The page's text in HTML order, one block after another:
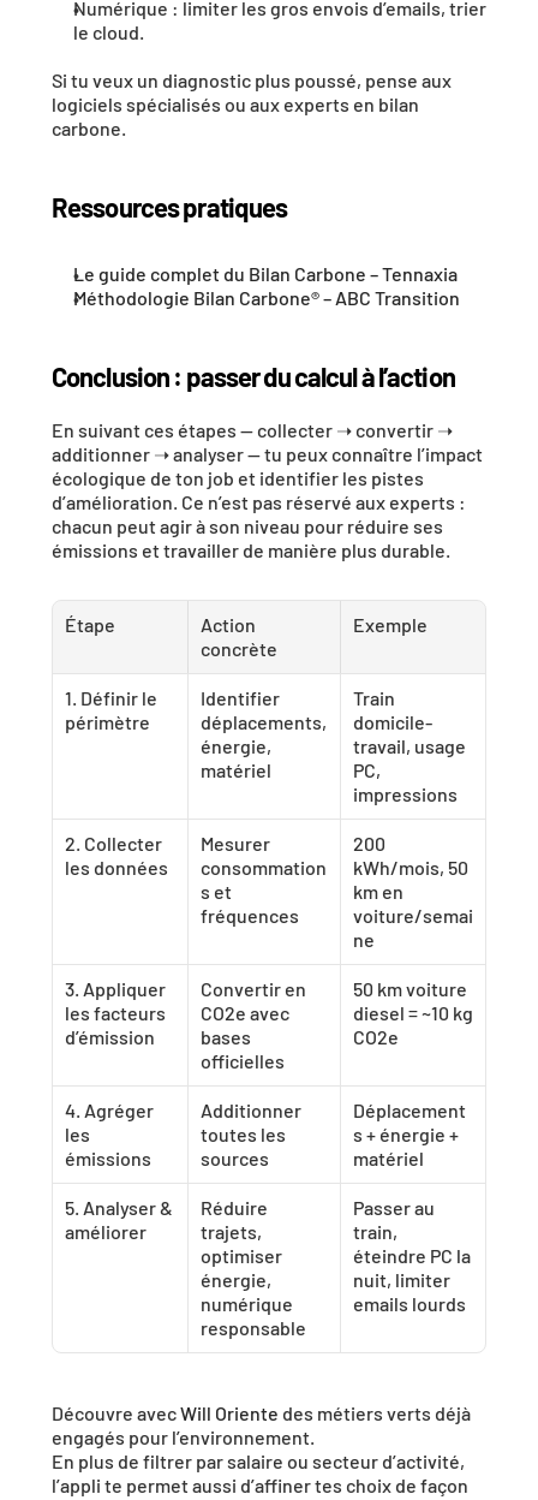
Numérique : limiter les gros envois d’emails, trier
le cloud.
Si tu veux un diagnostic plus poussé, pense aux
logiciels spécialisés ou aux experts en bilan
carbone.
Ressources pratiques
Le guide complet du Bilan Carbone – Tennaxia
Méthodologie Bilan Carbone® – ABC Transition
Conclusion : passer du calcul à l’action
En suivant ces étapes — collecter ➝ convertir ➝
additionner ➝ analyser — tu peux connaître l’impact
écologique de ton job et identifier les pistes
d’amélioration. Ce n’est pas réservé aux experts :
chacun peut agir à son niveau pour réduire ses
émissions et travailler de manière plus durable.
Étape
Action
concrète
Exemple
1. Définir le
périmètre
Identifier
déplacements,
énergie,
matériel
Train
domicile-
travail, usage
PC,
impressions
2. Collecter
les données
Mesurer
consommation
s et
fréquences
200
kWh/mois, 50
km en
voiture/semai
ne
3. Appliquer
les facteurs
d’émission
Convertir en
CO2e avec
bases
officielles
50 km voiture
diesel = ~10 kg
CO2e
4. Agréger
les
émissions
Additionner
toutes les
sources
Déplacement
s + énergie +
matériel
5. Analyser &
améliorer
Réduire
trajets,
optimiser
énergie,
numérique
responsable
Passer au
train,
éteindre PC la
nuit, limiter
emails lourds
Découvre avec Will Oriente des métiers verts déjà
engagés pour l’environnement.
En plus de filtrer par salaire ou secteur d’activité,
l’appli te permet aussi d’affiner tes choix de façon